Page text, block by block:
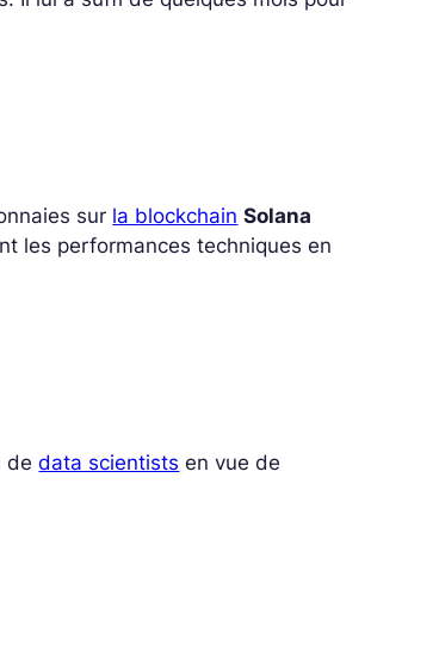
sur la blockchain Solana
les performances techniques en
dedata scientists en vue de